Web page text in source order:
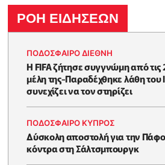
ΡΟΗ ΕΙΔΗΣΕΩΝ
ΠΟΔΟΣΦΑΙΡΟ ΔΙΕΘΝΗ
Η FIFA ζήτησε συγγνώμη από
μέλη της-Παραδέχθηκε λάθη του
συνεχίζει να τον στηρίζει
ΠΟΔΟΣΦΑΙΡΟ ΚΥΠΡΟΣ
Δύσκολη αποστολή για την
κόντρα στη Σάλτσμπουργκ